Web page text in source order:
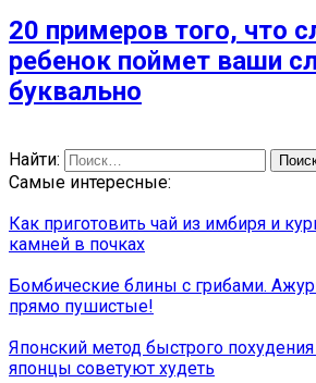
20 примеров того, что
ребенок поймет ваши
буквально
Найти:
Самые интересные:
Как приготовить чай из имбиря и
камней в почках
Бомбические блины с грибами.
прямо пушистые!
Японский метод быстрого
японцы советуют худеть